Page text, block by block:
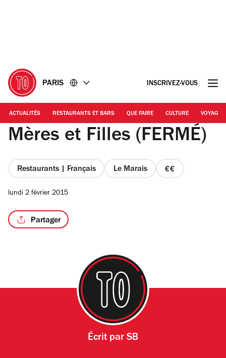
PARIS INSCRIVEZ-VOUS
ACTUALITÉS RESTAURANTS ET BARS QUE FAIRE CULTURE VOYAGE
Mères et Filles (FERMÉ)
Restaurants | Français Le Marais
prix
lundi 2 février 2015
Partager
Écrit par SB